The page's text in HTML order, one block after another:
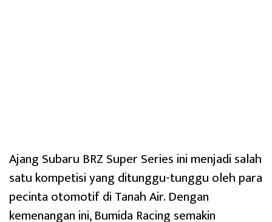
Ajang Subaru BRZ Super Series ini menjadi salah
satu kompetisi yang ditunggu-tunggu oleh para
pecinta otomotif di Tanah Air. Dengan
kemenangan ini, Bumida Racing semakin